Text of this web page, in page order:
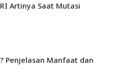
Artinya Saat Mutasi
Penjelasan Manfaat dan